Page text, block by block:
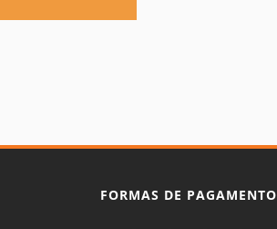
FORMAS DE PAGAMENTO